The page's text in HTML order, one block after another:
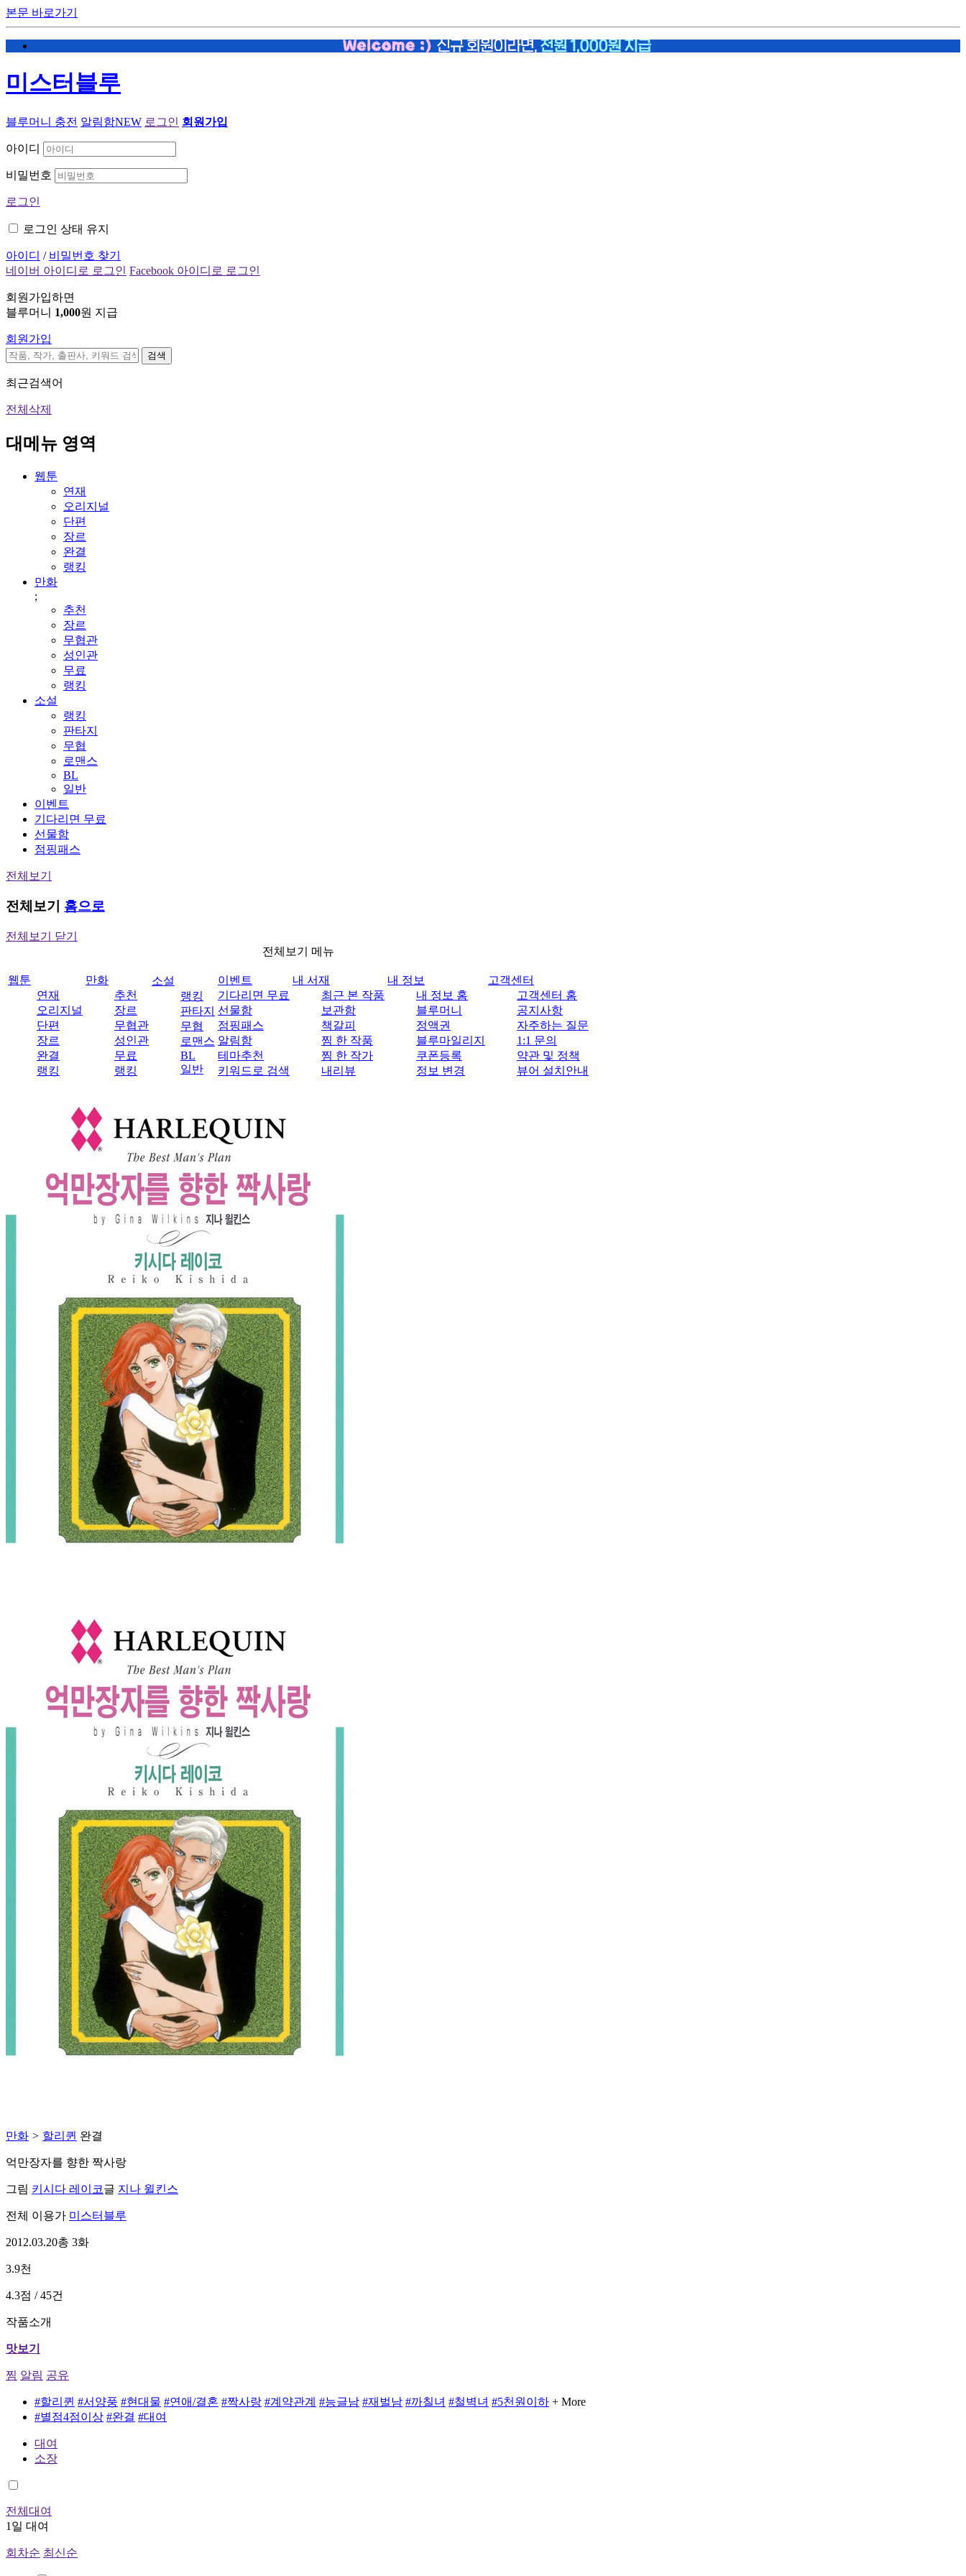
본문 바로가기
미스터블루
블루머니 충전 알림함NEW 로그인 회원가입
아이디
비밀번호
로그인
로그인 상태 유지
아이디 / 비밀번호 찾기
네이버 아이디로 로그인 Facebook 아이디로 로그인
회원가입하면
블루머니 1,000원 지급
회원가입
검색
최근검색어
전체삭제
대메뉴 영역
웹툰
연재
오리지널
단편
장르
완결
랭킹
만화
;
추천
장르
무협관
성인관
무료
랭킹
소설
랭킹
판타지
무협
로맨스
BL
일반
이벤트
기다리면 무료
선물함
점핑패스
전체보기
전체보기 홈으로
전체보기 닫기
전체보기 메뉴
웹툰
연재
오리지널
단편
장르
완결
랭킹
만화
추천
장르
무협관
성인관
무료
랭킹
소설
랭킹
판타지
무협
로맨스
BL
일반
이벤트
기다리면 무료
선물함
점핑패스
알림함
테마추천
키워드로 검색
내 서재
최근 본 작품
보관함
책갈피
찜 한 작품
찜 한 작가
내리뷰
내 정보
내 정보 홈
블루머니
정액권
블루마일리지
쿠폰등록
정보 변경
고객센터
고객센터 홈
공지사항
자주하는 질문
1:1 문의
약관 및 정책
뷰어 설치안내
만화 > 할리퀸 완결
억만장자를 향한 짝사랑
그림 키시다 레이코글 지나 윌킨스
전체 이용가 미스터블루
2012.03.20총 3화
3.9천
4.3점 / 45건
작품소개
맛보기
찜 알림 공유
#할리퀸 #서양풍 #현대물 #연애/결혼 #짝사랑 #계약관계 #능글남 #재벌남 #까칠녀 #철벽녀 #5천원이하 + More
#별점4점이상 #완결 #대여
대여
소장
전체대여
1일 대여
회차순 최신순